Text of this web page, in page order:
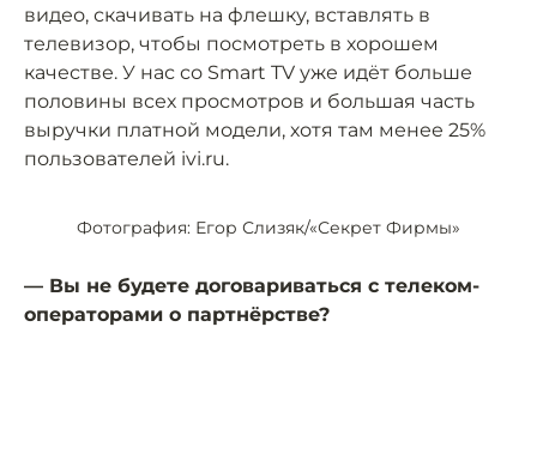
видео, скачивать на флешку, вставлять в
телевизор, чтобы посмотреть в хорошем
качестве. У нас со Smart TV уже идёт больше
половины всех просмотров и большая часть
выручки платной модели, хотя там менее 25%
пользователей ivi.ru.
Фотография: Егор Слизяк/«Секрет Фирмы»
— Вы не будете договариваться с телеком-
операторами о партнёрстве?